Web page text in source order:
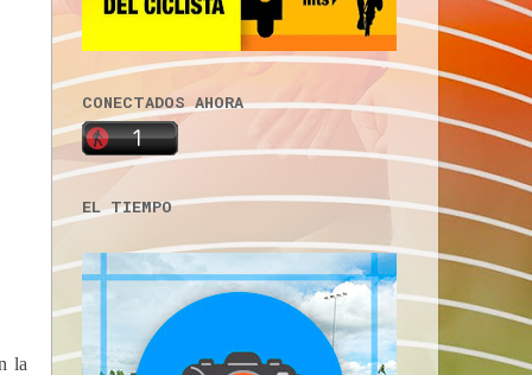
la
CONECTADOS AHORA
EL TIEMPO